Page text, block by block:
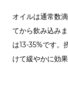
オイルは通常数
てから飲み込み
は13-35%です。
けて緩やかに効